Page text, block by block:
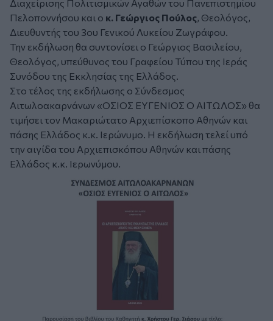
Διαχείρισης Πολιτισμικών Αγαθών του Πανεπιστημίου
Πελοποννήσου και ο κ. Γεώργιος Πούλος, Θεολόγος,
Διευθυντής του 3ου Γενικού Λυκείου Ζωγράφου.
Την εκδήλωση θα συντονίσει ο Γεώργιος Βασιλείου,
Θεολόγος, υπεύθυνος του Γραφείου Τύπου της Ιεράς
Συνόδου της Εκκλησίας της Ελλάδος.
Στο τέλος της εκδήλωσης ο Σύνδεσμος
Αιτωλοακαρνάνων «ΟΣΙΟΣ ΕΥΓΕΝΙΟΣ Ο ΑΙΤΩΛΟΣ» θα
τιμήσει τον Μακαριώτατο Αρχιεπίσκοπο Αθηνών και
πάσης Ελλάδος κ.κ. Ιερώνυμο. Η εκδήλωση τελεί υπό
την αιγίδα του Αρχιεπισκόπου Αθηνών και πάσης
Ελλάδος κ.κ. Ιερωνύμου.